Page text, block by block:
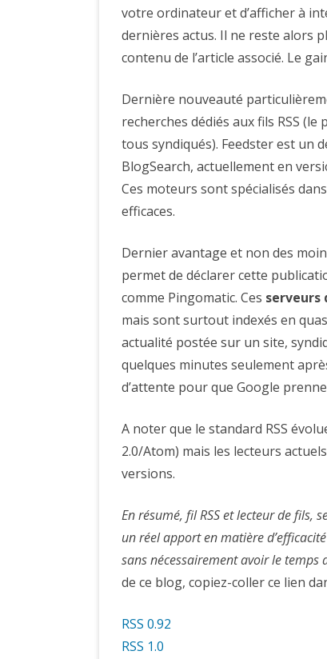
votre ordinateur et d’afficher à
dernières actus. Il ne reste alors
contenu de l’article associé. Le
Dernière nouveauté
recherches dédiés aux fils RSS
tous syndiqués). Feedster est un
BlogSearch, actuellement en
Ces moteurs sont spécialisés
efficaces.
Dernier avantage et non des
permet de déclarer cette
comme Pingomatic. Ces serveurs
mais sont surtout indexés en
actualité postée sur un site,
quelques minutes seulement
d’attente pour que Google
A noter que le standard RSS
2.0/Atom) mais les lecteurs
versions.
En résumé, fil RSS et lecteur de fils,
un réel apport en matière
sans nécessairement avoir le
de ce blog, copiez-coller ce lien
RSS 0.92
RSS 1.0